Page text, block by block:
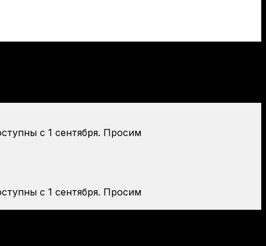
с 1 сентября. Просим
с 1 сентября. Просим